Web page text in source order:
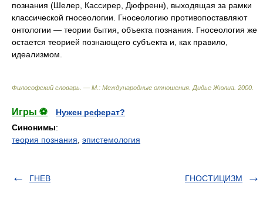
познания (Шелер, Кассирер, Дюфренн), выходящая за рамки
классической гносеологии. Гносеологию противопоставляют
онтологии — теории бытия, объекта познания. Гносеология же
остается теорией познающего субъекта и, как правило,
идеализмом.
Философский словарь. — М.: Международные отношения Дидье Жюлиа 2000
Игры ⚽
Нужен реферат?
Синонимы:
теория познания эпистемология
ГНЕВ ГНОСТИЦИЗМ